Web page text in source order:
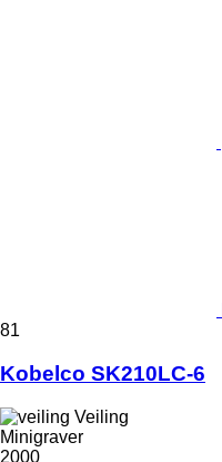
81
Kobelco SK210LC-6
Veiling
Minigraver
2000